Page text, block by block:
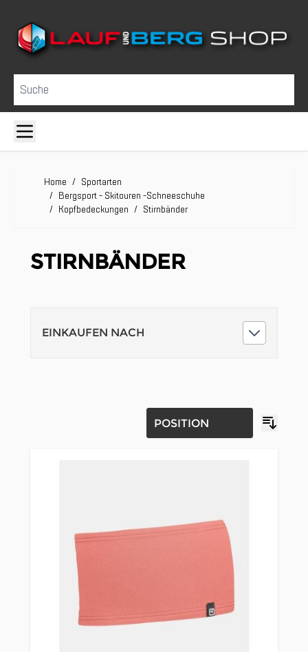
Suche
Home / Sportarten
/ Bergsport - Skitouren -Schneeschuhe
/ Kopfbedeckungen / Stirnbänder
STIRNBÄNDER
EINKAUFEN NACH